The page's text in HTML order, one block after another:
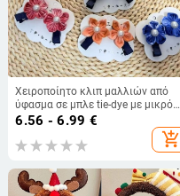
Χειροποίητο κλιπ μαλλιών από
ύφασμα σε μπλε tie-dye με μικρό
λουλούδι – παιδικό αξεσουάρ
6.56 - 6.99 €
add_shopping_cart